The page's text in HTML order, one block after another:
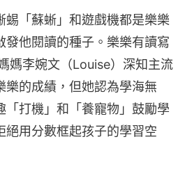
蜴「蘇蜥」和遊戲機都是樂樂
發他閱讀的種子。樂樂有讀寫
媽李婉文（Louise）深知主流
樂的成績，但她認為學海無
「打機」和「養寵物」鼓勵學
絕用分數框起孩子的學習空